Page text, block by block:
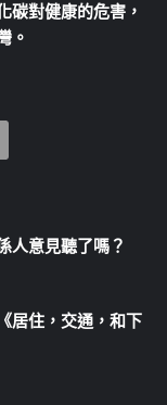
碳對健康的危害，
。
人意見聽了嗎？
居住，交通，和下